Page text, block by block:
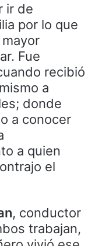
ir de
por lo que
Fue
recibió
a
donde
a conocer
a quien
el
, conductor
trabajan,